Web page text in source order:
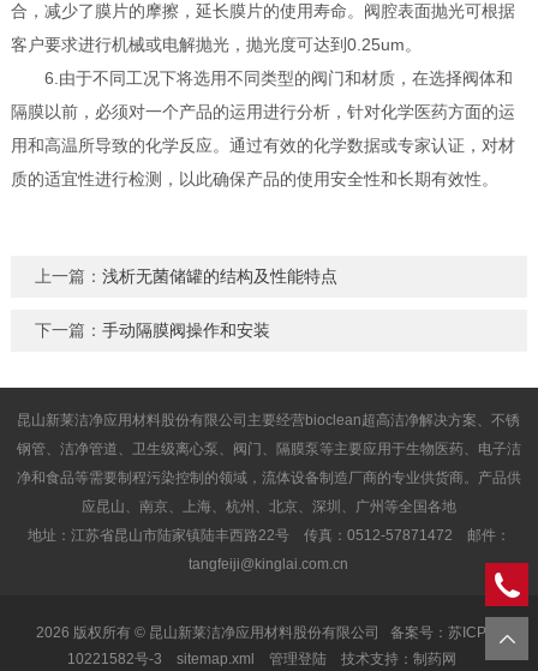
合，减少了膜片的摩擦，延长膜片的使用寿命。阀腔表面抛光可根据
客户要求进行机械或电解抛光，抛光度可达到0.25um。
6.由于不同工况下将选用不同类型的阀门和材质，在选择阀体和
隔膜以前，必须对一个产品的运用进行分析，针对化学医药方面的运
用和高温所导致的化学反应。通过有效的化学数据或专家认证，对材
质的适宜性进行检测，以此确保产品的使用安全性和长期有效性。
上一篇： 浅析无菌储罐的结构及性能特点
下一篇： 手动隔膜阀操作和安装
昆山新莱洁净应用材料股份有限公司主要经营bioclean超高洁净解决方案、不锈
钢管、洁净管道、卫生级离心泵、阀门、隔膜泵等主要应用于生物医药、电子洁
净和食品等需要制程污染控制的领域，流体设备制造厂商的专业供货商。产品供
应昆山、南京、上海、杭州、北京、深圳、广州等全国各地
地址：江苏省昆山市陆家镇陆丰西路22号 传真：0512-57871472 邮件：
tangfeiji@kinglai.com.cn
2026 版权所有 © 昆山新莱洁净应用材料股份有限公司备案号：苏ICP备
10221582号-3
sitemap.xml 管理登陆技术支持： 制药网